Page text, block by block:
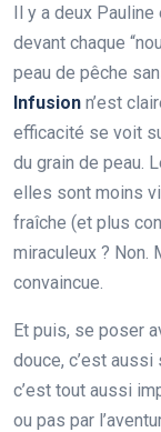
Il y a deux
devant chaque
peau de pêche
Infusion n’est
efficacité se voit
du grain de peau.
elles sont moins
fraîche (et plus
miraculeux ? Non.
convaincue.
Et puis, se poser
douce, c’est
c’est tout aussi
ou pas par